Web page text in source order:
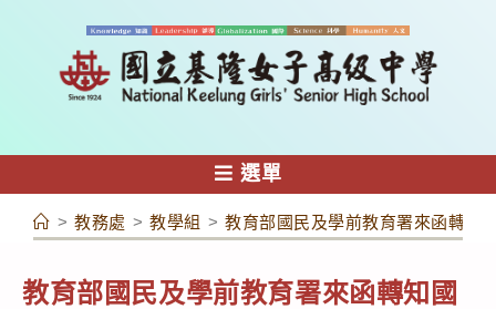
容
選單
> 教務處 > 教學組 > 教育部國民及學前教育署來函轉知
教育部國民及學前教育署來函轉知國